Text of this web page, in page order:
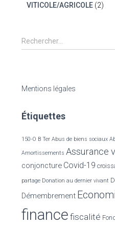
VITICOLE/AGRICOLE(2)
R
e
r
h
r
Rechercher…
Mentions légales
Étiquettes
150-O B Ter Abus de biens sociaux
Amortissements Assurance
conjoncture Covid-19
partage Donation au dernier vivant
Démembrement
finance fiscalité